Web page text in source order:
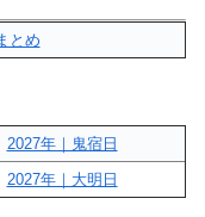
とめ
2027年｜鬼宿日
2027年｜大明日